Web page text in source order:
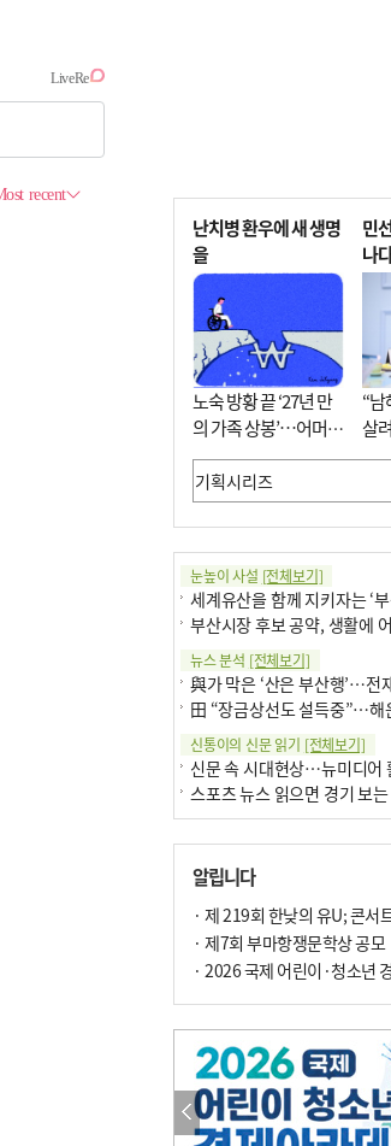
난치병 환우에 새 생명
을
노숙 방황 끝 ‘27년 만
의 가족 상봉’…어머니
와 행복 꿈꿔
민
나
“남
살
원
눈높이 사설 [전체보기]
세계유산을 함께 지키자는 ‘
부산시장 후보 공약, 생활에
뉴스 분석 [전체보기]
신통이의 신문 읽기 [전체보기]
신문 속 시대현상…뉴미디어
스포츠 뉴스 읽으면 경기 보
팩트체크[전체보기]
의령 한우산 털중나리
한 손 뉴스[전체보기]
알립니다
· 제 219회 한낮의 유U; 콘서
· 제7회 부마항쟁문학상 공모
· 2026 국제 어린이·청소년